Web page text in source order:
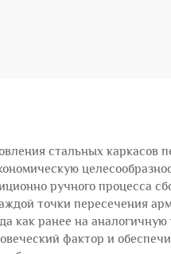
стальных каркасов
ручного процесса
точки пересечения
как ранее на
фактор и